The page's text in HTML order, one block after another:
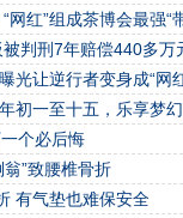
红”组成茶博会最强“
判刑7年赔偿440多万
光让逆行者变身成“网
初一至十五，乐享梦幻
个必后悔
”致腰椎骨折
有气垫也难保安全